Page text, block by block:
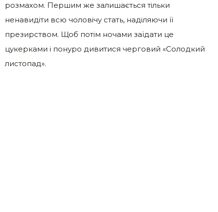
розмахом. Першим же залишається тільки
ненавидіти всю чоловічу стать, наділяючи її
презирством. Щоб потім ночами заїдати це
цукерками і понуро дивитися черговий «Солодкий
листопад».